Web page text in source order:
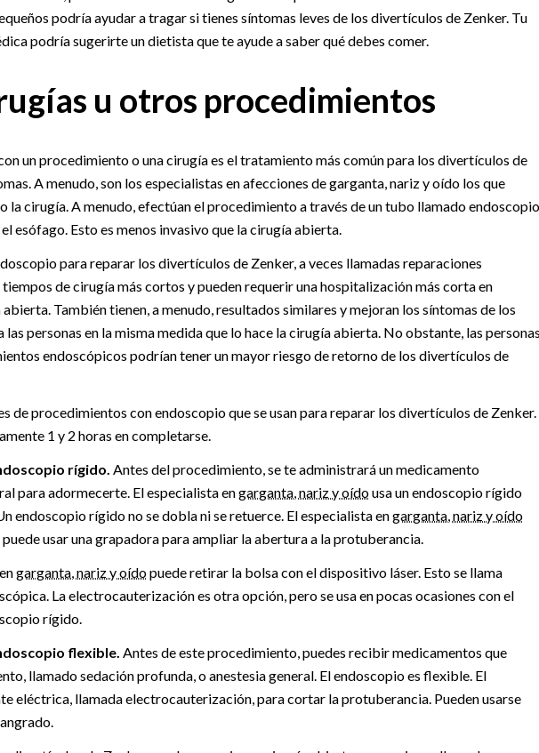
podría ayudar a tragar si tienes síntomas leves de los divertículos de Zenker. Tu
podría sugerirte un dietista que te ayude a saber qué debes comer.
u otros procedimientos
un procedimiento o una cirugía es el tratamiento más común para los divertículos de
A menudo, son los especialistas en afecciones de garganta, nariz y oído los que
la cirugía. A menudo, efectúan el procedimiento a través de un tubo llamado endoscopio
esófago. Esto es menos invasivo que la cirugía abierta.
para reparar los divertículos de Zenker, a veces llamadas reparaciones
de cirugía más cortos y pueden requerir una hospitalización más corta en
También tienen, a menudo, resultados similares y mejoran los síntomas de los
personas en la misma medida que lo hace la cirugía abierta. No obstante, las
endoscópicos podrían tener un mayor riesgo de retorno de los divertículos de
de procedimientos con endoscopio que se usan para reparar los divertículos de Zenker.
1 y 2 horas en completarse.
rígido.Antes del procedimiento, se te administrará un medicamento
para adormecerte. El especialista engarganta, nariz y oídousa un endoscopio rígido
endoscopio rígido no se dobla ni se retuerce. El especialista engarganta, nariz y oído
puede usar una grapadora para ampliar la abertura a la protuberancia.
garganta, nariz y oídopuede retirar la bolsa con el dispositivo láser. Esto se llama
La electrocauterización es otra opción, pero se usa en pocas ocasiones con el
rígido.
flexible.Antes de este procedimiento, puedes recibir medicamentos que
llamado sedación profunda, o anestesia general. El endoscopio es flexible. El
eléctrica, llamada electrocauterización, para cortar la protuberancia. Pueden usarse